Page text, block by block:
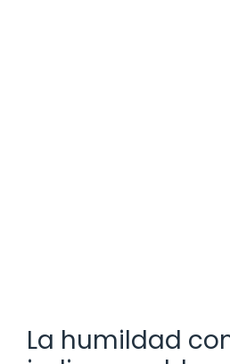
La humildad